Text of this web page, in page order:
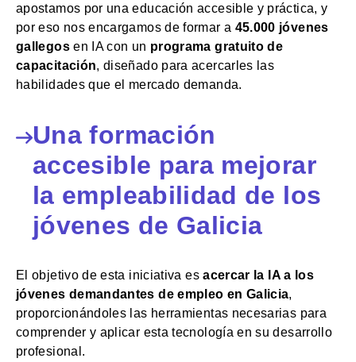
apostamos por una educación accesible y práctica, y
por eso nos encargamos de formar a 45.000 jóvenes
gallegosen IA con un programa gratuito de
capacitación, diseñado para acercarles las
habilidades que el mercado demanda.
Una formación
accesible para mejorar
la empleabilidad de los
jóvenes de Galicia
El objetivo de esta iniciativa esacercar la IA a los
jóvenes demandantes de empleo en Galicia,
proporcionándoles las herramientas necesarias para
comprender y aplicar esta tecnología en su desarrollo
profesional.